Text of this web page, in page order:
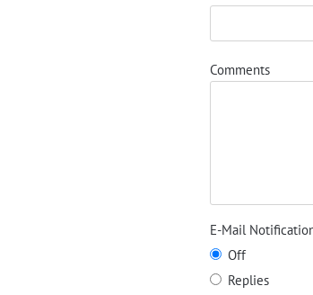
Comments
E-Mail
Off
Replies